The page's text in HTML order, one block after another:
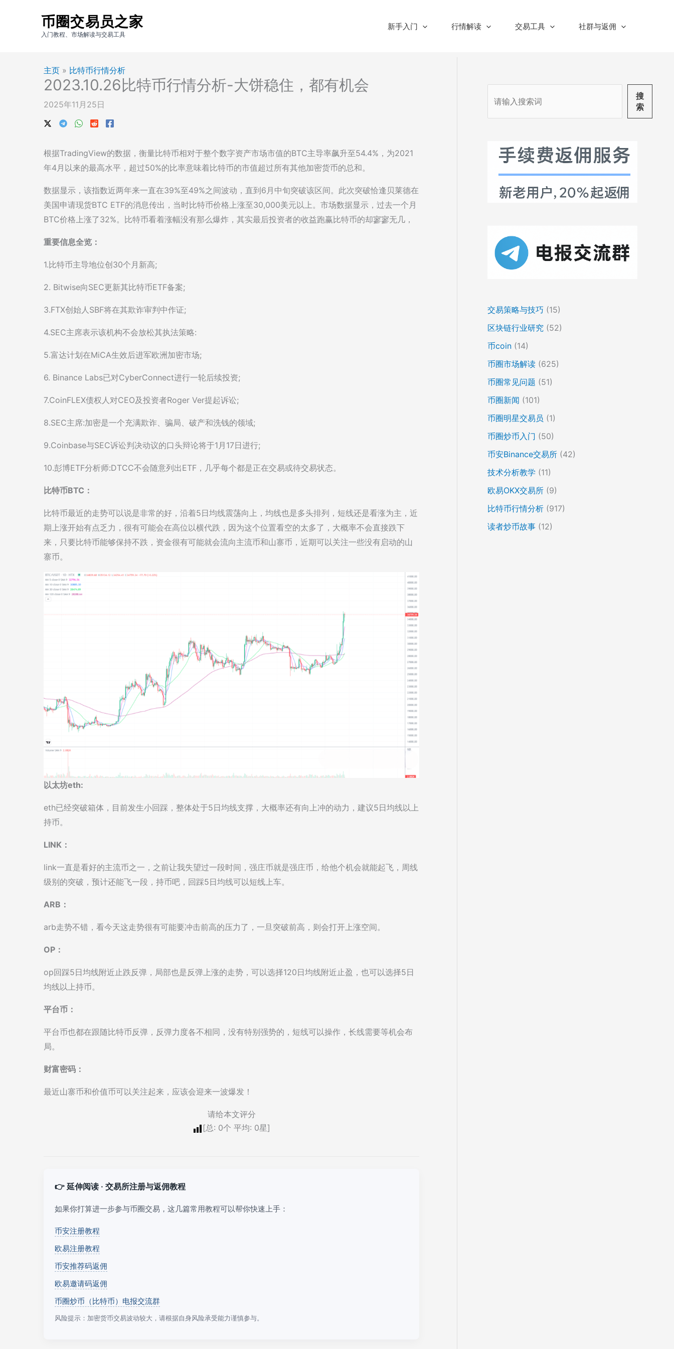
币圈交易员之家
入门教程、市场解读与交易工具
新手入门 行情解读 交易工具 社群与返佣
主页 » 比特币行情分析
2023.10.26比特币行情分析-大饼稳住，都有机会
2025年11月25日
根据TradingView的数据，衡量比特币相对于整个数字资产市场市值的BTC主导率飙升至54.4%，为2021
年4月以来的最高水平，超过50%的比率意味着比特币的市值超过所有其他加密货币的总和。
数据显示，该指数近两年来一直在39%至49%之间波动，直到6月中旬突破该区间。此次突破恰逢贝莱德在
美国申请现货BTC ETF的消息传出，当时比特币价格上涨至30,000美元以上。市场数据显示，过去一个月
BTC价格上涨了32%。比特币看着涨幅没有那么爆炸，其实最后投资者的收益跑赢比特币的却寥寥无几，
重要信息全览：
1.比特币主导地位创30个月新高;
2. Bitwise向SEC更新其比特币ETF备案;
3.FTX创始人SBF将在其欺诈审判中作证;
4.SEC主席表示该机构不会放松其执法策略:
5.富达计划在MiCA生效后进军欧洲加密市场;
6. Binance Labs已对CyberConnect进行一轮后续投资;
7.CoinFLEX债权人对CEO及投资者Roger Ver提起诉讼;
8.SEC主席:加密是一个充满欺诈、骗局、破产和洗钱的领域;
9.Coinbase与SEC诉讼判决动议的口头辩论将于1月17日进行;
10.彭博ETF分析师:DTCC不会随意列出ETF，几乎每个都是正在交易或待交易状态。
比特币BTC：
比特币最近的走势可以说是非常的好，沿着5日均线震荡向上，均线也是多头排列，短线还是看涨为主，近
期上涨开始有点乏力，很有可能会在高位以横代跌，因为这个位置看空的太多了，大概率不会直接跌下
来，只要比特币能够保持不跌，资金很有可能就会流向主流币和山寨币，近期可以关注一些没有启动的山
寨币。
以太坊eth:
eth已经突破箱体，目前发生小回踩，整体处于5日均线支撑，大概率还有向上冲的动力，建议5日均线以上
持币。
LINK：
link一直是看好的主流币之一，之前让我失望过一段时间，强庄币就是强庄币，给他个机会就能起飞，周线
级别的突破，预计还能飞一段，持币吧，回踩5日均线可以短线上车。
ARB：
arb走势不错，看今天这走势很有可能要冲击前高的压力了，一旦突破前高，则会打开上涨空间。
OP：
op回踩5日均线附近止跌反弹，局部也是反弹上涨的走势，可以选择120日均线附近止盈，也可以选择5日
均线以上持币。
平台币：
平台币也都在跟随比特币反弹，反弹力度各不相同，没有特别强势的，短线可以操作，长线需要等机会布
局。
财富密码：
最近山寨币和价值币可以关注起来，应该会迎来一波爆发！
请给本文评分
[总: 0个 平均: 0星]
👉 延伸阅读 · 交易所注册与返佣教程
如果你打算进一步参与币圈交易，这几篇常用教程可以帮你快速上手：
币安注册教程
欧易注册教程
币安推荐码返佣
欧易邀请码返佣
币圈炒币（比特币）电报交流群
风险提示：加密货币交易波动较大，请根据自身风险承受能力谨慎参与。
搜
索
交易策略与技巧 (15)
区块链行业研究 (52)
币coin (14)
币圈市场解读 (625)
币圈常见问题 (51)
币圈新闻 (101)
币圈明星交易员 (1)
币圈炒币入门 (50)
币安Binance交易所 (42)
技术分析教学 (11)
欧易OKX交易所 (9)
比特币行情分析 (917)
读者炒币故事 (12)